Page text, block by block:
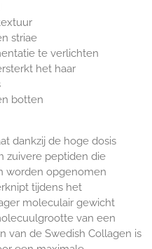
striae
te verlichten
het haar
botten
dankzij de hoge dosis
zuivere peptiden die
worden opgenomen
tijdens het
moleculair gewicht
van een
van de Swedish Collagen is